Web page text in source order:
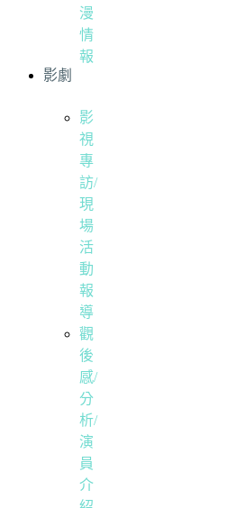
漫
情
報
影劇
影
視
專
訪/
現
場
活
動
報
導
觀
後
感/
分
析/
演
員
介